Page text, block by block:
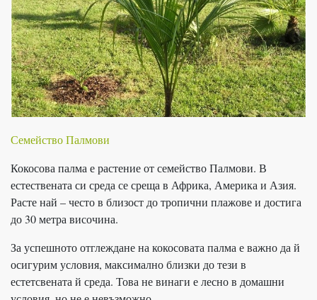
Семейство Палмови
Кокосова палма е растение от семейство Палмови. В
естествената си среда се среща в Африка, Америка и Азия.
Расте най – често в близост до тропични плажове и достига
до 30 метра височина.
За успешното отглеждане на кокосовата палма е важно да й
осигурим условия, максимално близки до тези в
естетсвената й среда. Това не винаги е лесно в домашни